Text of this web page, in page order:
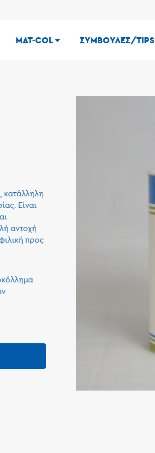
MAT-COL ΣΥΜΒΟΥΛΕΣ/TIPS
κατάλληλη
Είναι
αντοχή
προς